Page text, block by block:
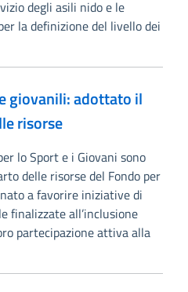
degli asili nido e le
la definizione del livello dei
giovanili: adottato il
risorse
lo Sport e i Giovani sono
delle risorse del Fondo per
a favorire iniziative di
finalizzate all’inclusione
partecipazione attiva alla